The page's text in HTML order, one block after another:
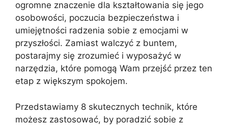
ogromne znaczenie dla kształtowania się jego
osobowości, poczucia bezpieczeństwa i
umiejętności radzenia sobie z emocjami w
przyszłości. Zamiast walczyć z buntem,
postarajmy się zrozumieć i wyposażyć w
narzędzia, które pomogą Wam przejść przez ten
etap z większym spokojem.
Przedstawiamy 8 skutecznych technik, które
możesz zastosować, by poradzić sobie z